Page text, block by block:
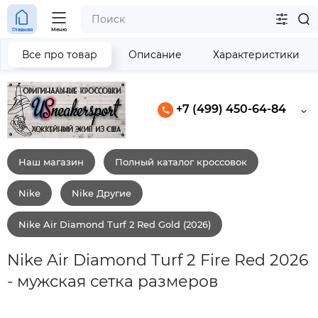
+7 (499) 450-64-84
Главная Меню
Наш магазин Полный каталог кроссовок
Nike Nike Другие
Nike Air Diamond Turf 2 Red Gold (2026)
Nike Air Diamond Turf 2 Fire Red 2026
- мужская сетка размеров
Все про товар Описание Характеристики